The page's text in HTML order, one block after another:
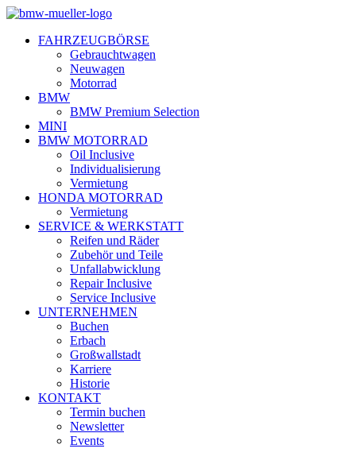
FAHRZEUGBÖRSE
Gebrauchtwagen
Neuwagen
Motorrad
BMW
BMW Premium Selection
MINI
BMW MOTORRAD
Oil Inclusive
Individualisierung
Vermietung
HONDA MOTORRAD
Vermietung
SERVICE & WERKSTATT
Reifen und Räder
Zubehör und Teile
Unfallabwicklung
Repair Inclusive
Service Inclusive
UNTERNEHMEN
Buchen
Erbach
Großwallstadt
Karriere
Historie
KONTAKT
Termin buchen
Newsletter
Events